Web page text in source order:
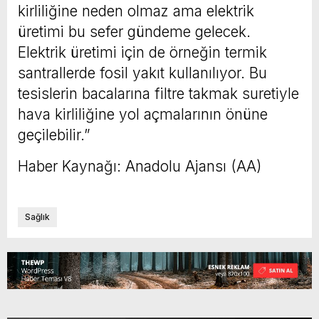
kirliliğine neden olmaz ama elektrik
üretimi bu sefer gündeme gelecek.
Elektrik üretimi için de örneğin termik
santrallerde fosil yakıt kullanılıyor. Bu
tesislerin bacalarına filtre takmak suretiyle
hava kirliliğine yol açmalarının önüne
geçilebilir.”
Haber Kaynağı: Anadolu Ajansı (AA)
Sağlık